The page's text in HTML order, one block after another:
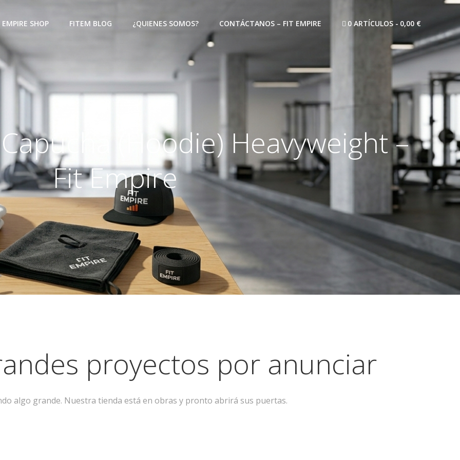
EMPIRE SHOP FITEM BLOG ¿QUIENES SOMOS? CONTÁCTANOS – FIT EMPIRE 0 ARTÍCULOS 0,00 €
Capucha (Hoodie) Heavyweight –
Fit Empire
proyectos por anunciar
algo grande. Nuestra tienda está en obras y pronto abrirá sus puertas.